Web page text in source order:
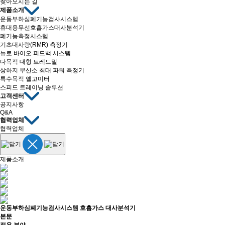
찾아오시는 길
제품소개
운동부하심폐기능검사시스템
휴대용무선호흡가스대사분석기
폐기능측정시스템
기초대사량(RMR) 측정기
뉴로 바이오 피드백 시스템
다목적 대형 트레드밀
상하지 무산소 최대 파워 측정기
특수목적 엘고미터
스피드 트레이닝 솔루션
고객센터
공지사항
Q&A
협력업체
협력업체
제품소개
운동부하심폐기능검사시스템 호흡가스 대사분석기
본문